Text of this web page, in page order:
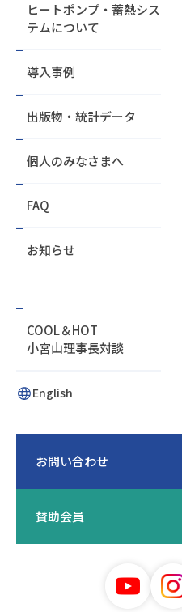
ヒートポンプ・蓄熱シス
テムについて
導入事例
出版物・統計データ
個人のみなさまへ
FAQ
お知らせ
COOL＆HOT
小宮山理事長対談
English
お問い合わせ
賛助会員